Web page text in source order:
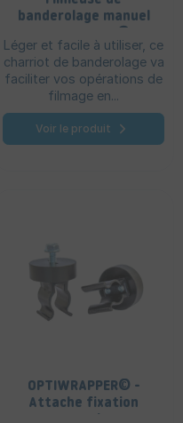
banderolage manuel
Léger et facile à utiliser, ce
charriot de banderolage va
faciliter vos opérations de
filmage en...
Voir le produit
OPTIWRAPPER© -
Attache fixation